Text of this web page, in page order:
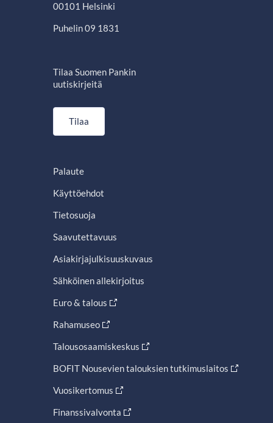
00101 Helsinki
Puhelin 09 1831
Tilaa Suomen Pankin
uutiskirjeitä
Tilaa
Palaute
Käyttöehdot
Tietosuoja
Saavutettavuus
Asiakirjajulkisuuskuvaus
Sähköinen allekirjoitus
Euro & talous
Rahamuseo
Talousosaamiskeskus
BOFIT Nousevien talouksien tutkimuslaitos
Vuosikertomus
Finanssivalvonta